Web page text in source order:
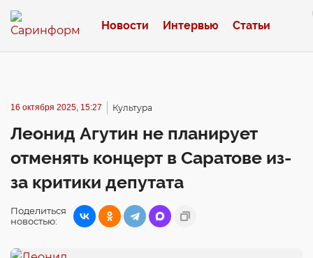
Новости Интервью Статьи
16 октября 2025, 15:27 Культура
Леонид Агутин не планирует
отменять концерт в Саратове из-
за критики депутата
Поделиться
новостью: